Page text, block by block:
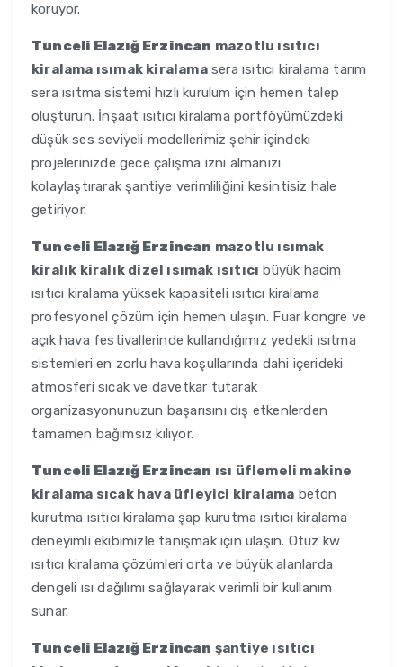
koruyor.
Tunceli Elazığ Erzincan mazotlu ısıtıcı
kiralama ısımak kiralamasera ısıtıcı kiralama tarım
sera ısıtma sistemi hızlı kurulum için hemen talep
oluşturun. İnşaat ısıtıcı kiralama portföyümüzdeki
düşük ses seviyeli modellerimiz şehir içindeki
projelerinizde gece çalışma izni almanızı
kolaylaştırarak şantiye verimliliğini kesintisiz hale
getiriyor.
Tunceli Elazığ Erzincan mazotlu ısımak
kiralık kiralık dizel ısımak ısıtıcı büyük hacim
ısıtıcı kiralama yüksek kapasiteli ısıtıcı kiralama
profesyonel çözüm için hemen ulaşın. Fuar kongre ve
açık hava festivallerinde kullandığımız yedekli ısıtma
sistemleri en zorlu hava koşullarında dahi içerideki
atmosferi sıcak ve davetkar tutarak
organizasyonunuzun başarısını dış etkenlerden
tamamen bağımsız kılıyor.
Tunceli Elazığ Erzincan ısı üflemeli makine
kiralama sıcak hava üfleyici kiralama beton
kurutma ısıtıcı kiralama şap kurutma ısıtıcı kiralama
deneyimli ekibimizle tanışmak için ulaşın. Otuz kw
ısıtıcı kiralama çözümleri orta ve büyük alanlarda
dengeli ısı dağılımı sağlayarak verimli bir kullanım
sunar.
Tunceli Elazığ Erzincan şantiye ısıtıcı